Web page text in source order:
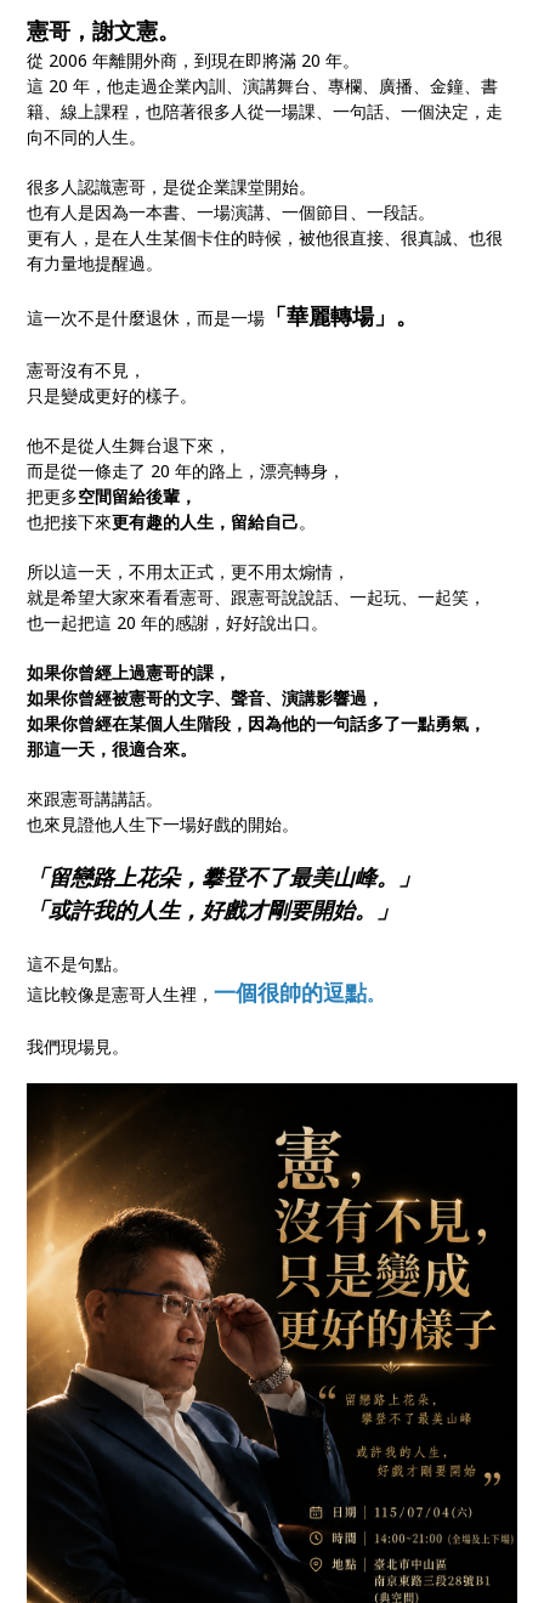
憲哥，謝文憲。
從 2006 年離開外商，到現在即將滿 20 年。
這 20 年，他走過企業內訓、演講舞台、專欄、廣播、金鐘、書
籍、線上課程，也陪著很多人從一場課、一句話、一個決定，走
向不同的人生。
很多人認識憲哥，是從企業課堂開始。
也有人是因為一本書、一場演講、一個節目、一段話。
更有人，是在人生某個卡住的時候，被他很直接、很真誠、也很
有力量地提醒過。
這一次不是什麼退休，而是一場 「華麗轉場」。
憲哥沒有不見，
只是變成更好的樣子。
他不是從人生舞台退下來，
而是從一條走了 20 年的路上，漂亮轉身，
把更多空間留給後輩，
也把接下來更有趣的人生，留給自己。
所以這一天，不用太正式，更不用太煽情，
就是希望大家來看看憲哥、跟憲哥說說話、一起玩、一起笑，
也一起把這 20 年的感謝，好好說出口。
如果你曾經上過憲哥的課，
如果你曾經被憲哥的文字、聲音、演講影響過，
如果你曾經在某個人生階段，因為他的一句話多了一點勇氣，
那這一天，很適合來。
來跟憲哥講講話。
也來見證他人生下一場好戲的開始。
「留戀路上花朵，攀登不了最美山峰。」
「或許我的人生，好戲才剛要開始。」
這不是句點。
這比較像是憲哥人生裡，一個很帥的逗點。
我們現場見。